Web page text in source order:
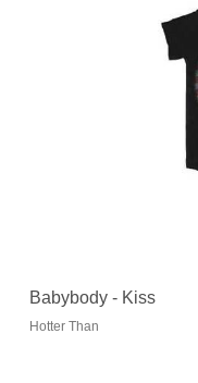
Babybody - Kiss
Hotter Than